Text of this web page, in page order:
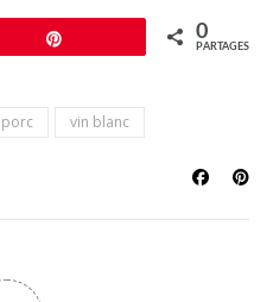
0
PARTAGES
porc vin blanc